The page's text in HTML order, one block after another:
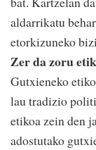
aldarrikatu
etorkizuneko
Zer da zoru
Gutxieneko
lau tradizio
etikoa zein den
adostutako